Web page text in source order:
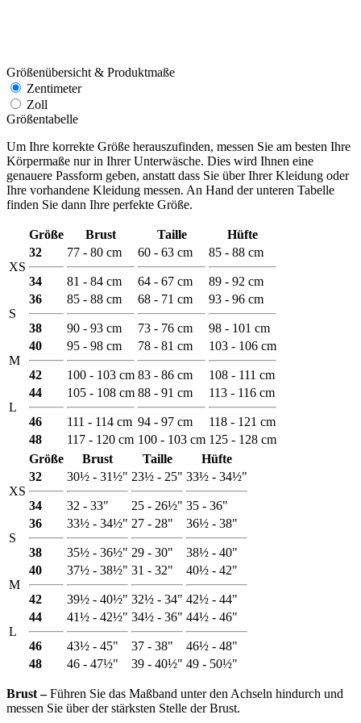
Größenübersicht & Produktmaße
Zentimeter
Zoll
Größentabelle
Um Ihre korrekte Größe herauszufinden, messen Sie am besten Ihre
Körpermaße nur in Ihrer Unterwäsche. Dies wird Ihnen eine
genauere Passform geben, anstatt dass Sie über Ihrer Kleidung oder
Ihre vorhandene Kleidung messen. An Hand der unteren Tabelle
finden Sie dann Ihre perfekte Größe.
Größe Brust Taille Hüfte
XS
32
34
77 - 80 cm
81 - 84 cm
60 - 63 cm
64 - 67 cm
85 - 88 cm
89 - 92 cm
S
36
38
85 - 88 cm
90 - 93 cm
68 - 71 cm
73 - 76 cm
93 - 96 cm
98 - 101 cm
M
40
42
95 - 98 cm
100 - 103 cm
78 - 81 cm
83 - 86 cm
103 - 106 cm
108 - 111 cm
L
44
46
105 - 108 cm
111 - 114 cm
88 - 91 cm
94 - 97 cm
113 - 116 cm
118 - 121 cm
48
117 - 120 cm 100 - 103 cm 125 - 128 cm
Größe
Brust Taille Hüfte
XS
32
34
30½ - 31½"
32 - 33"
23½ - 25"
25 - 26½"
33½ - 34½"
35 - 36"
S
36
38
33½ - 34½"
35½ - 36½"
27 - 28"
29 - 30"
36½ - 38"
38½ - 40"
M
40
42
37½ - 38½"
39½ - 40½"
31 - 32"
32½ - 34"
40½ - 42"
42½ - 44"
L
44
46
41½ - 42½"
43½ - 45"
34½ - 36"
37 - 38"
44½ - 46"
46½ - 48"
48
46 - 47½" 39 - 40½" 49 - 50½"
Brust ‒Führen Sie das Maßband unter den Achseln hindurch und
messen Sie über der stärksten Stelle der Brust.